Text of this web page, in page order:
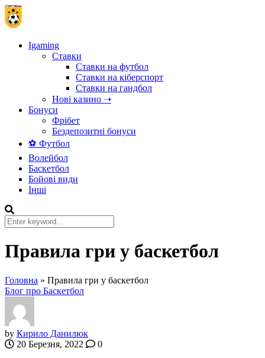
Igaming
Ставки
Ставки на футбол
Ставки на кіберспорт
Ставки на гандбол
Нові казино ➝
Бонуси
Фрібет
Бездепозитні бонуси
⚽ Футбол
Волейбол
Баскетбол
Бойові види
Інші
Правила гри у баскетбол
Головна » Правила гри у баскетбол
Блог про Баскетбол
by Кирило Данилюк
20 Березня, 2022
0